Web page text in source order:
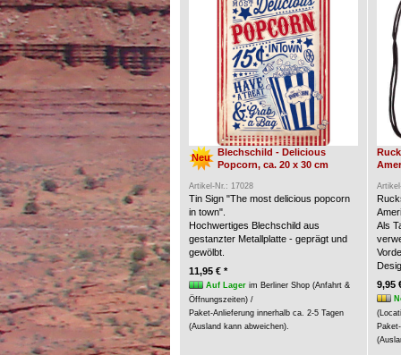
Neu
Blechschild - Delicious
Popcorn, ca. 20 x 30 cm
Artikel-Nr.: 17028
Tin Sign "The most delicious popcorn
in town".
Hochwertiges Blechschild aus
gestanzter Metallplatte - geprägt und
gewölbt.
11,95 € *
Auf Lagerim Berliner Shop (Anfahrt &
Öffnungszeiten) /
Paket-Anlieferung innerhalb ca. 2-5 Tagen
(Ausland kann abweichen).
Als
9,95